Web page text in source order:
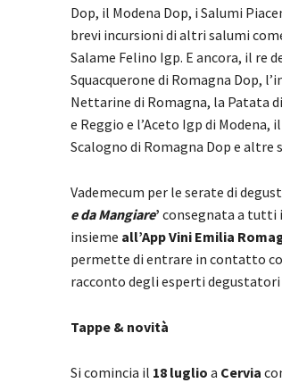
Dop, il Modena Dop, i Salumi
brevi incursioni di altri salumi
Salame Felino Igp. E ancora, il re
Squacquerone di Romagna Dop,
Nettarine di Romagna, la Patata
e Reggio e l’Aceto Igp di
Scalogno di Romagna Dop e altre
Vademecum per le serate di
e da Mangiare’ consegnata a tutti
insieme all’App Vini Emilia
permette di entrare in contatto
racconto degli esperti
Tappe & novità
Si comincia il 18 luglio a Cervia